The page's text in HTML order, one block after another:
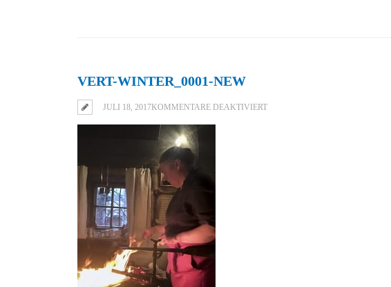
VERT-WINTER_0001-NEW
JULI 18, 2017KOMMENTARE DEAKTIVIERTFÜR